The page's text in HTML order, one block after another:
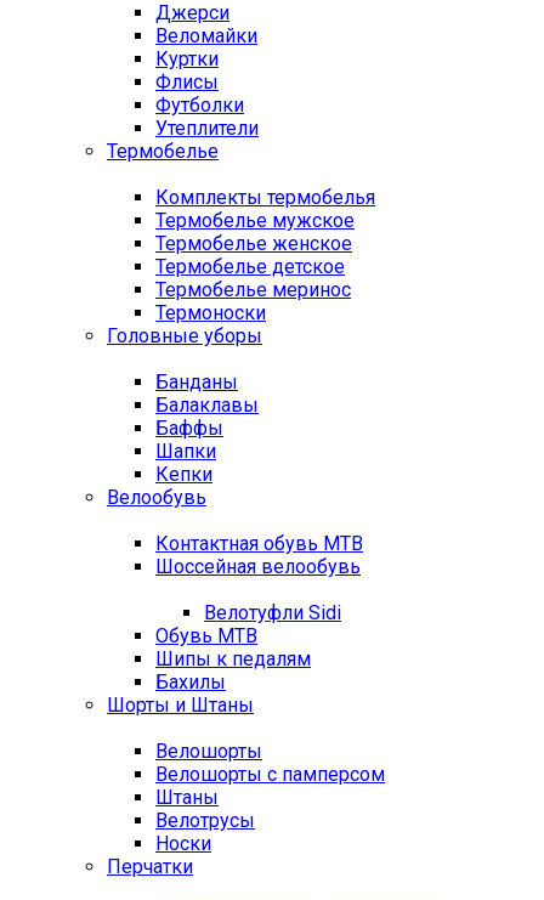
Джерси
Веломайки
Куртки
Флисы
Футболки
Утеплители
Термобелье
Комплекты термобелья
Термобелье мужское
Термобелье женское
Термобелье детское
Термобелье меринос
Термоноски
Головные уборы
Банданы
Балаклавы
Баффы
Шапки
Кепки
Велообувь
Контактная обувь MTB
Шоссейная велообувь
Велотуфли Sidi
Обувь MTB
Шипы к педалям
Бахилы
Шорты и Штаны
Велошорты
Велошорты с памперсом
Штаны
Велотрусы
Носки
Перчатки